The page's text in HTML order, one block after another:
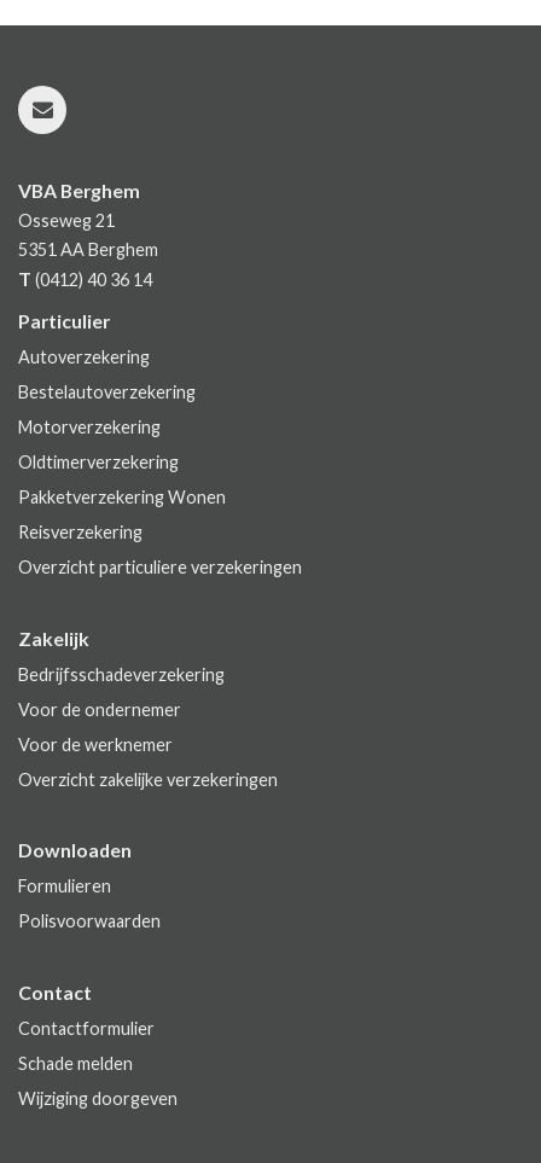
VBA Berghem
Osseweg 21
5351 AABerghem
T (0412) 40 36 14
Particulier
Autoverzekering
Bestelautoverzekering
Motorverzekering
Oldtimerverzekering
Pakketverzekering Wonen
Reisverzekering
Overzicht particuliere verzekeringen
Zakelijk
Bedrijfsschadeverzekering
Voor de ondernemer
Voor de werknemer
Overzicht zakelijke verzekeringen
Downloaden
Formulieren
Polisvoorwaarden
Contact
Contactformulier
Schade melden
Wijziging doorgeven